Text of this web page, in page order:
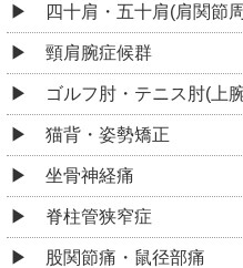
四十肩・五十肩(肩関節
頸肩腕症候群
ゴルフ肘・テニス肘(上
猫背・姿勢矯正
坐骨神経痛
脊柱管狭窄症
股関節痛・鼠径部痛